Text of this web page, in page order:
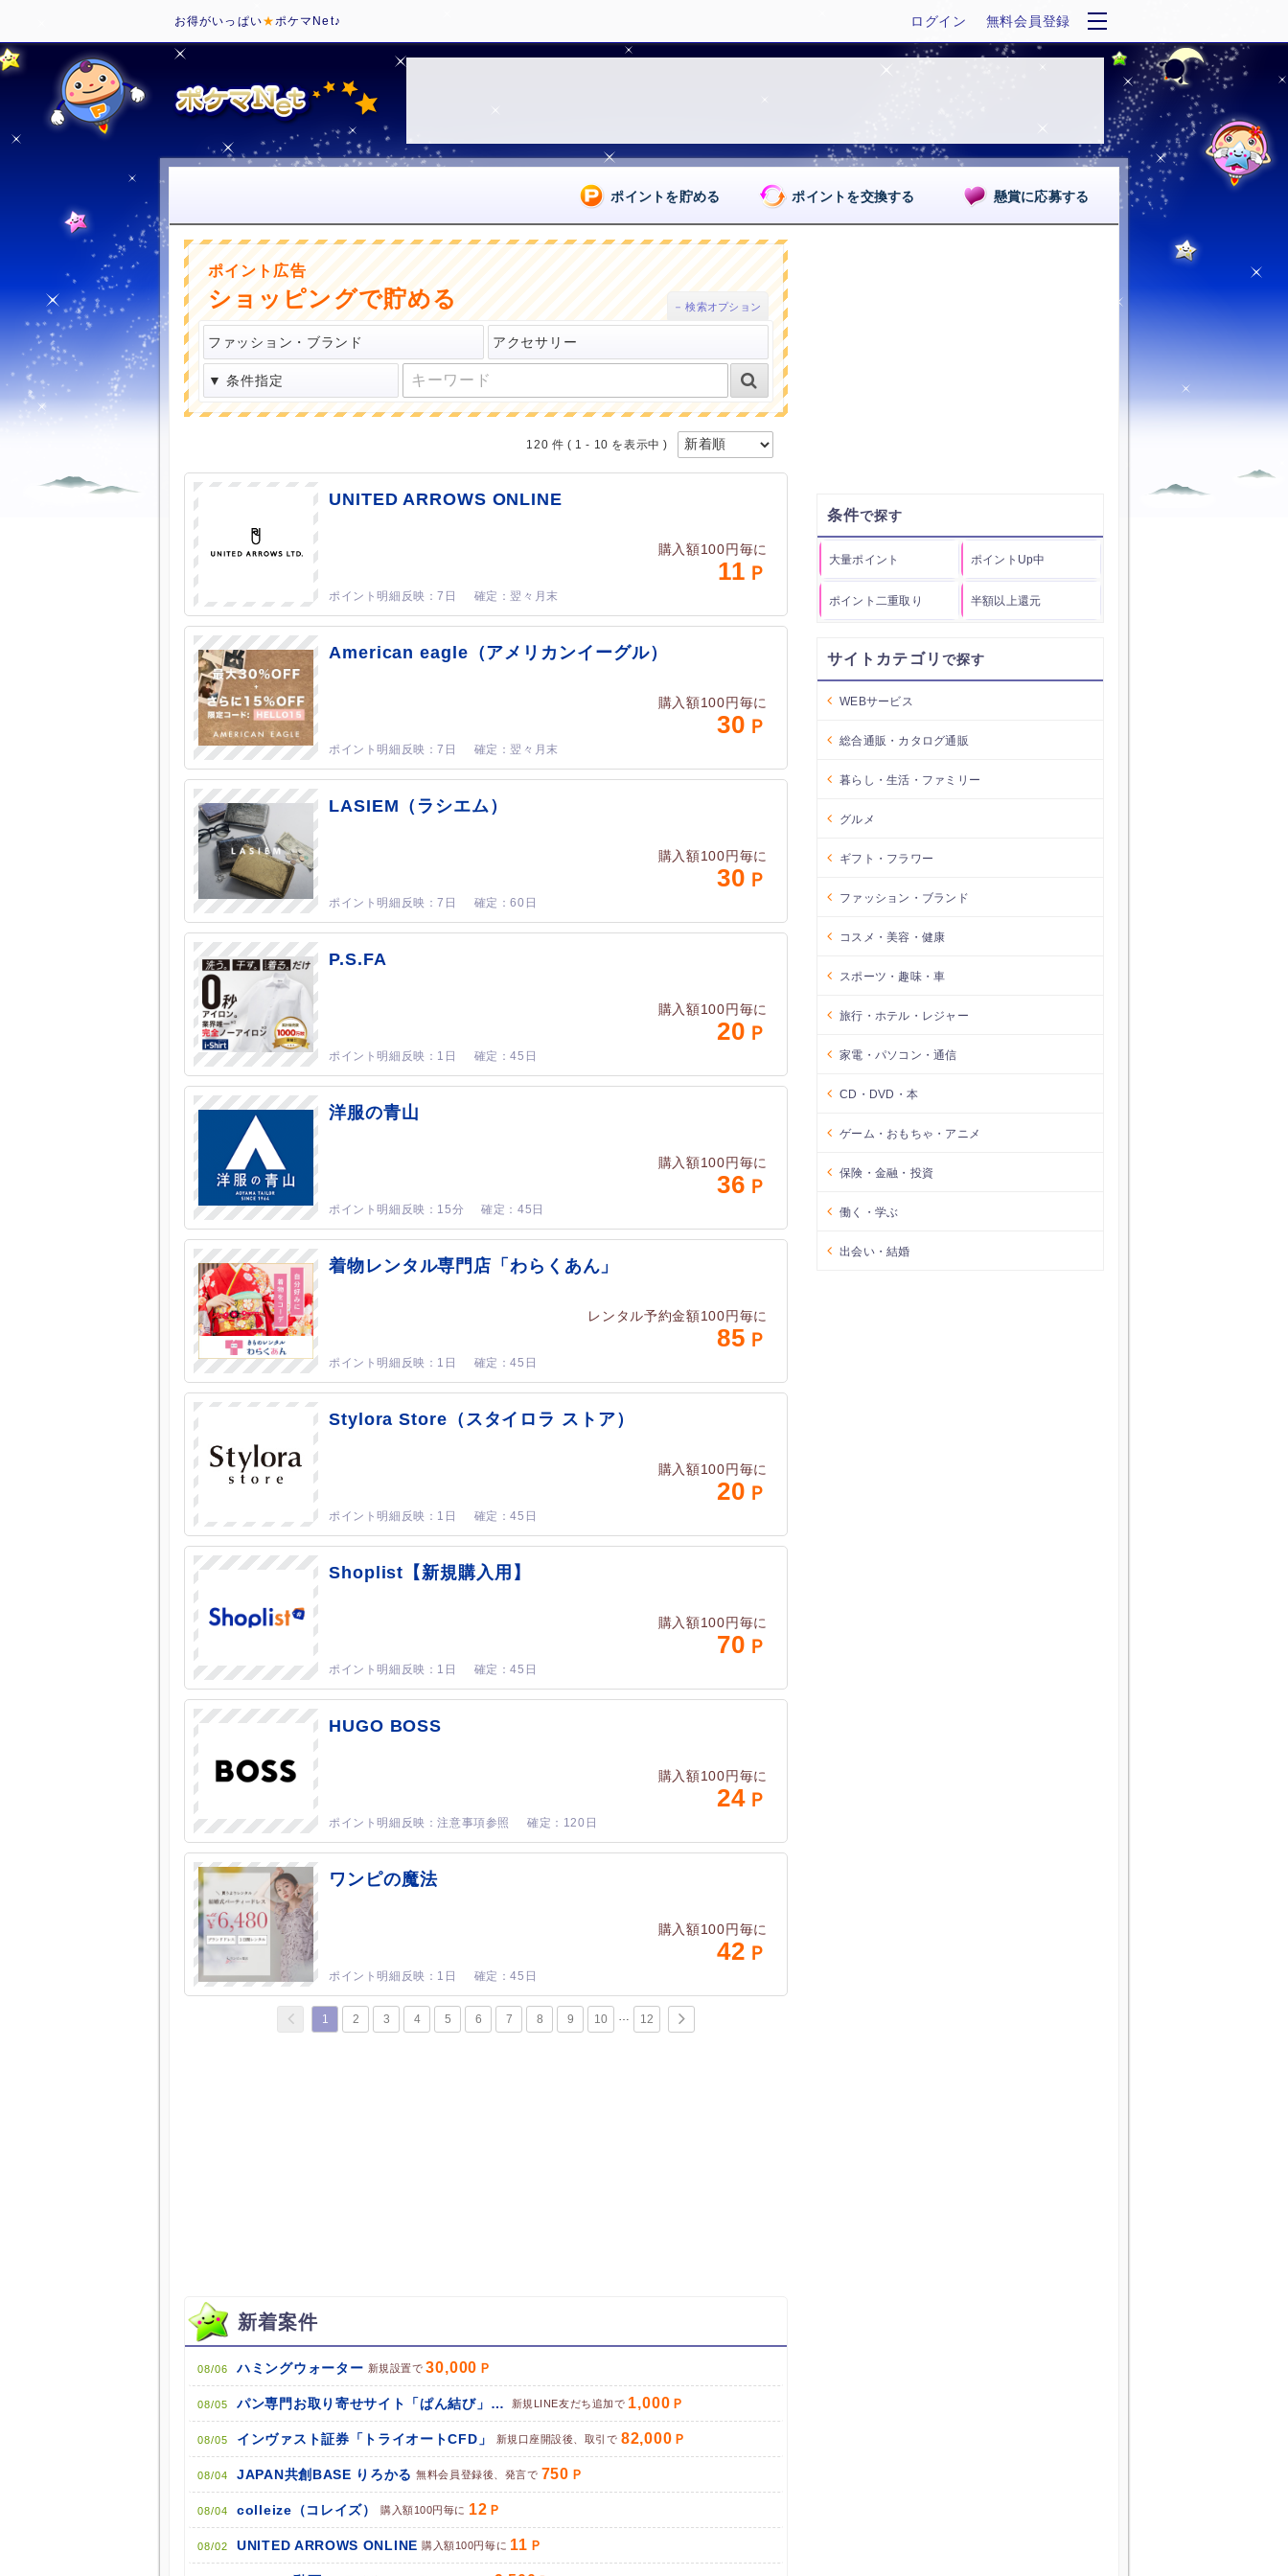
お得がいっぱい★ポケマNet♪ ログイン 無料会員登録
ポイントを貯める ポイントを交換する 懸賞に応募する
ポイント広告
ショッピングで貯める
120 件 ( 1 - 10 を表示中 )
UNITED ARROWS ONLINE
購入額100円毎に
11
7日 翌々月末
American eagle（アメリカンイーグル）
購入額100円毎に
30
7日 翌々月末
LASIEM（ラシエム）
購入額100円毎に
30
7日 60日
P.S.FA
購入額100円毎に
20
1日 45日
洋服の青山
購入額100円毎に
36
15分 45日
着物レンタル専門店「わらくあん」
レンタル予約金額100円毎に
85
1日 45日
Stylora Store（スタイロラ ストア）
購入額100円毎に
20
1日 45日
Shoplist【新規購入用】
購入額100円毎に
70
1日 45日
HUGO BOSS
購入額100円毎に
24
注意事項参照 120日
ワンピの魔法
購入額100円毎に
42
1日 45日
1 2 3 4 5 6 7 8 9 10 12
新着案件
08/06 ハミングウォーター 新規設置で 30,000
08/05 パン専門お取り寄せサイト「ぱん結び」（LINE友だち追加） 新規LINE友だち追加で 1,000
08/05 インヴァスト証券「トライオートCFD」 新規口座開設後、取引で 82,000
08/04 JAPAN共創BASE りろかる 無料会員登録後、発言で 750
08/04 colleize（コレイズ） 購入額100円毎に 12
08/02 UNITED ARROWS ONLINE 購入額100円毎に 11
条件
大量ポイント ポイントUp中
ポイント二重取り 半額以上還元
サイトカテゴリ
WEBサービス
総合通販・カタログ通販
暮らし・生活・ファミリー
グルメ
ギフト・フラワー
ファッション・ブランド
コスメ・美容・健康
スポーツ・趣味・車
旅行・ホテル・レジャー
家電・パソコン・通信
CD・DVD・本
ゲーム・おもちゃ・アニメ
保険・金融・投資
働く・学ぶ
出会い・結婚